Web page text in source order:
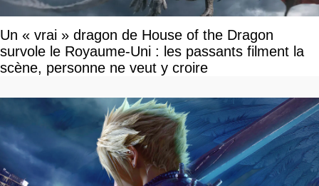
Un « vrai » dragon de House of the Dragon
survole le Royaume-Uni : les passants filment la
scène, personne ne veut y croire